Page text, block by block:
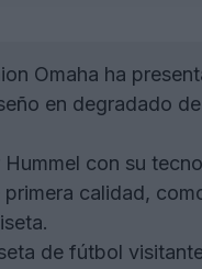
Omaha ha
en degradado
con su
calidad,
de fútbol